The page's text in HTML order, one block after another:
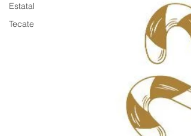
Estatal
Tecate